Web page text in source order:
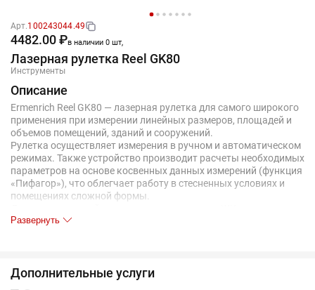
Арт.100243044.49
4482.00 ₽в наличии 0 шт,
Лазерная рулетка Reel GK80
Инструменты
Описание
Ermenrich Reel GK80 — лазерная рулетка для самого широкого
применения при измерении линейных размеров, площадей и
объемов помещений, зданий и сооружений.
Рулетка осуществляет измерения в ручном и автоматическом
режимах. Также устройство производит расчеты необходимых
параметров на основе косвенных данных измерений (функция
«Пифагор»), что облегчает работу в стесненных условиях и
помещениях сложной формы.
строками, в памяти устройства одновременно хранится до 20
расположенные кнопки облегчают управление. Питание
Развернуть
Дополнительные услуги